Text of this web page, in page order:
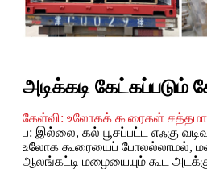
அடிக்கடி கேட்கப்படும்
கேள்வி: உலோகக் கூரைகள்
ப: இல்லை, கல் பூசப்பட்ட எஃகு
உலோக கூரையைப் போலல்லாமல்,
ஆலங்கட்டி மழையையும் கூட